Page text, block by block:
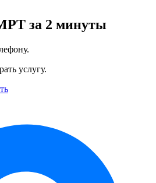
за 2 минуты
услугу.